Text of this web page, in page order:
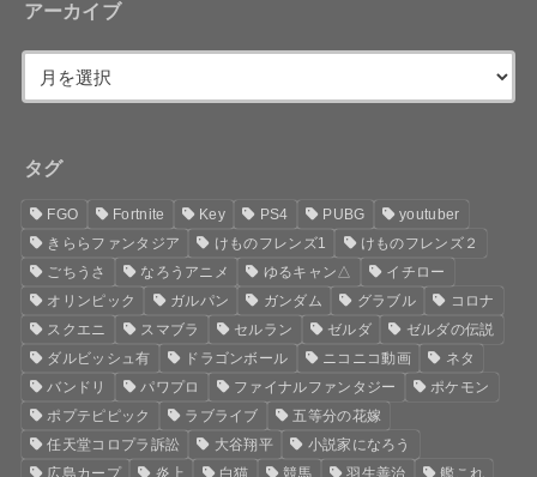
アーカイブ
タグ
FGO Fortnite Key PS4 PUBG
youtuber
きららファンタジア
けものフレンズ1
けものフレンズ２
ごちうさ
なろうアニメ ゆるキャン△
イチロー
オリンピック
ガルパン ガンダム グラブル
コロナ
スクエニ
スマブラ セルラン ゼルダ
ゼルダの伝説
ダルビッシュ有
ドラゴンボール ニコニコ動画
ネタ
バンドリ
パワプロ ファイナルファンタジー
ポケモン
ポプテピピック
ラブライブ
五等分の花嫁
任天堂コロプラ訴訟
大谷翔平
小説家になろう
広島カープ
炎上 白猫 競馬 羽生善治 艦これ